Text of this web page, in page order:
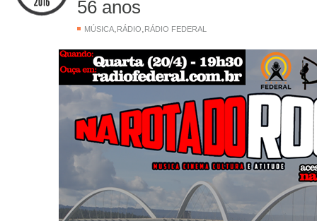
56 anos
MÚSICA, RÁDIO, RÁDIO FEDERAL